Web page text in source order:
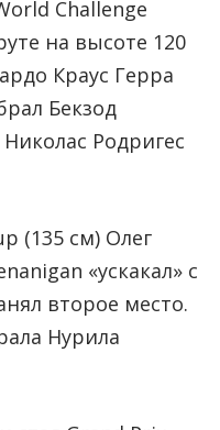
Challenge
на высоте 120
Краус Герра
Бекзод
Родригес
(135 см) Олег
«ускакал» с
второе место.
Нурила